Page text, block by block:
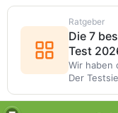
Ratgeber
Die 7
Test
Wir haben
Der